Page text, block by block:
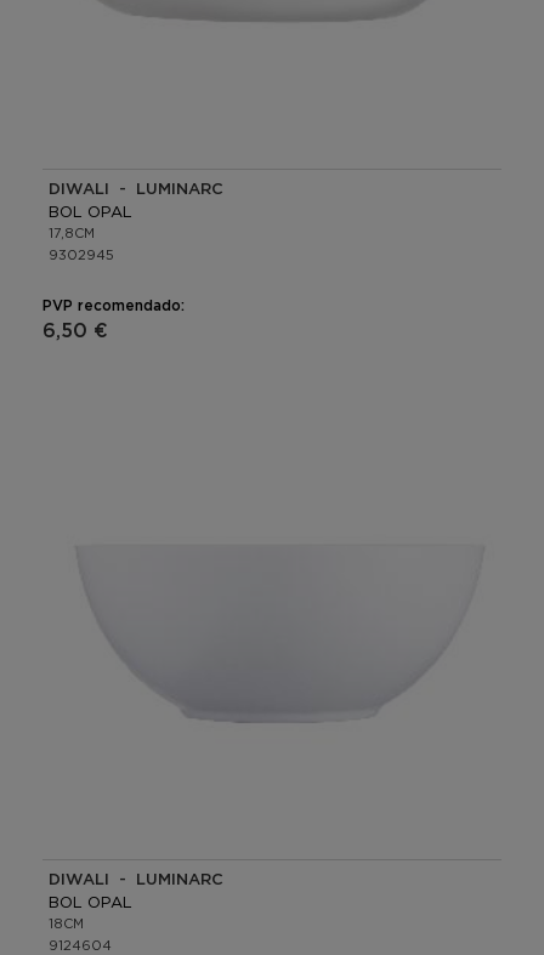
DIWALI - LUMINARC
BOL OPAL
17,8CM
9302945
PVP recomendado:
6,50 €
DIWALI - LUMINARC
BOL OPAL
18CM
9124604